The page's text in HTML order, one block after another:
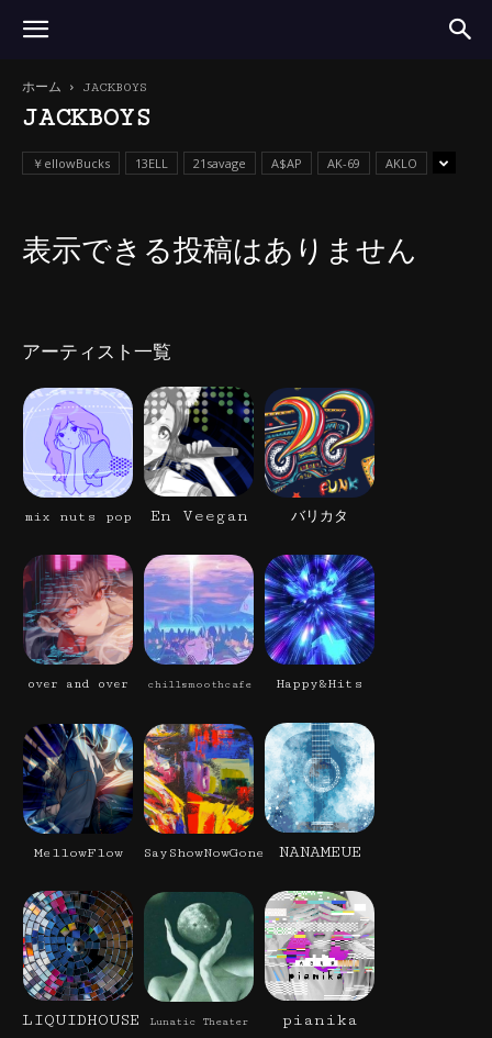
ホーム JACKBOYS
JACKBOYS
￥ellowBucks 13ELL 21savage A$AP AK-69 AKLO
表示できる投稿はありません
アーティスト一覧
mix nuts pop En Veegan バリカタ
over and over chillsmoothcafe Happy&Hits
MellowFlow SayShowNowGone NANAMEUE
LIQUIDHOUSE Lunatic Theater pianika